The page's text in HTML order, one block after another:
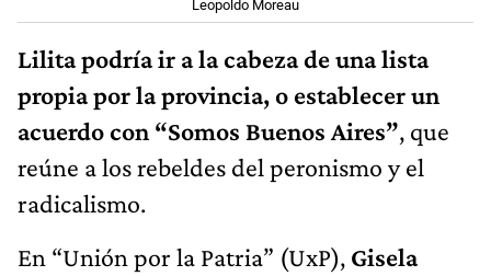
Leopoldo Moreau
Lilita podría ir a la cabeza de una lista
propia por la provincia, o establecer un
acuerdo con “Somos Buenos Aires”, que
reúne a los rebeldes del peronismo y el
radicalismo.
En “Unión por la Patria” (UxP), Gisela